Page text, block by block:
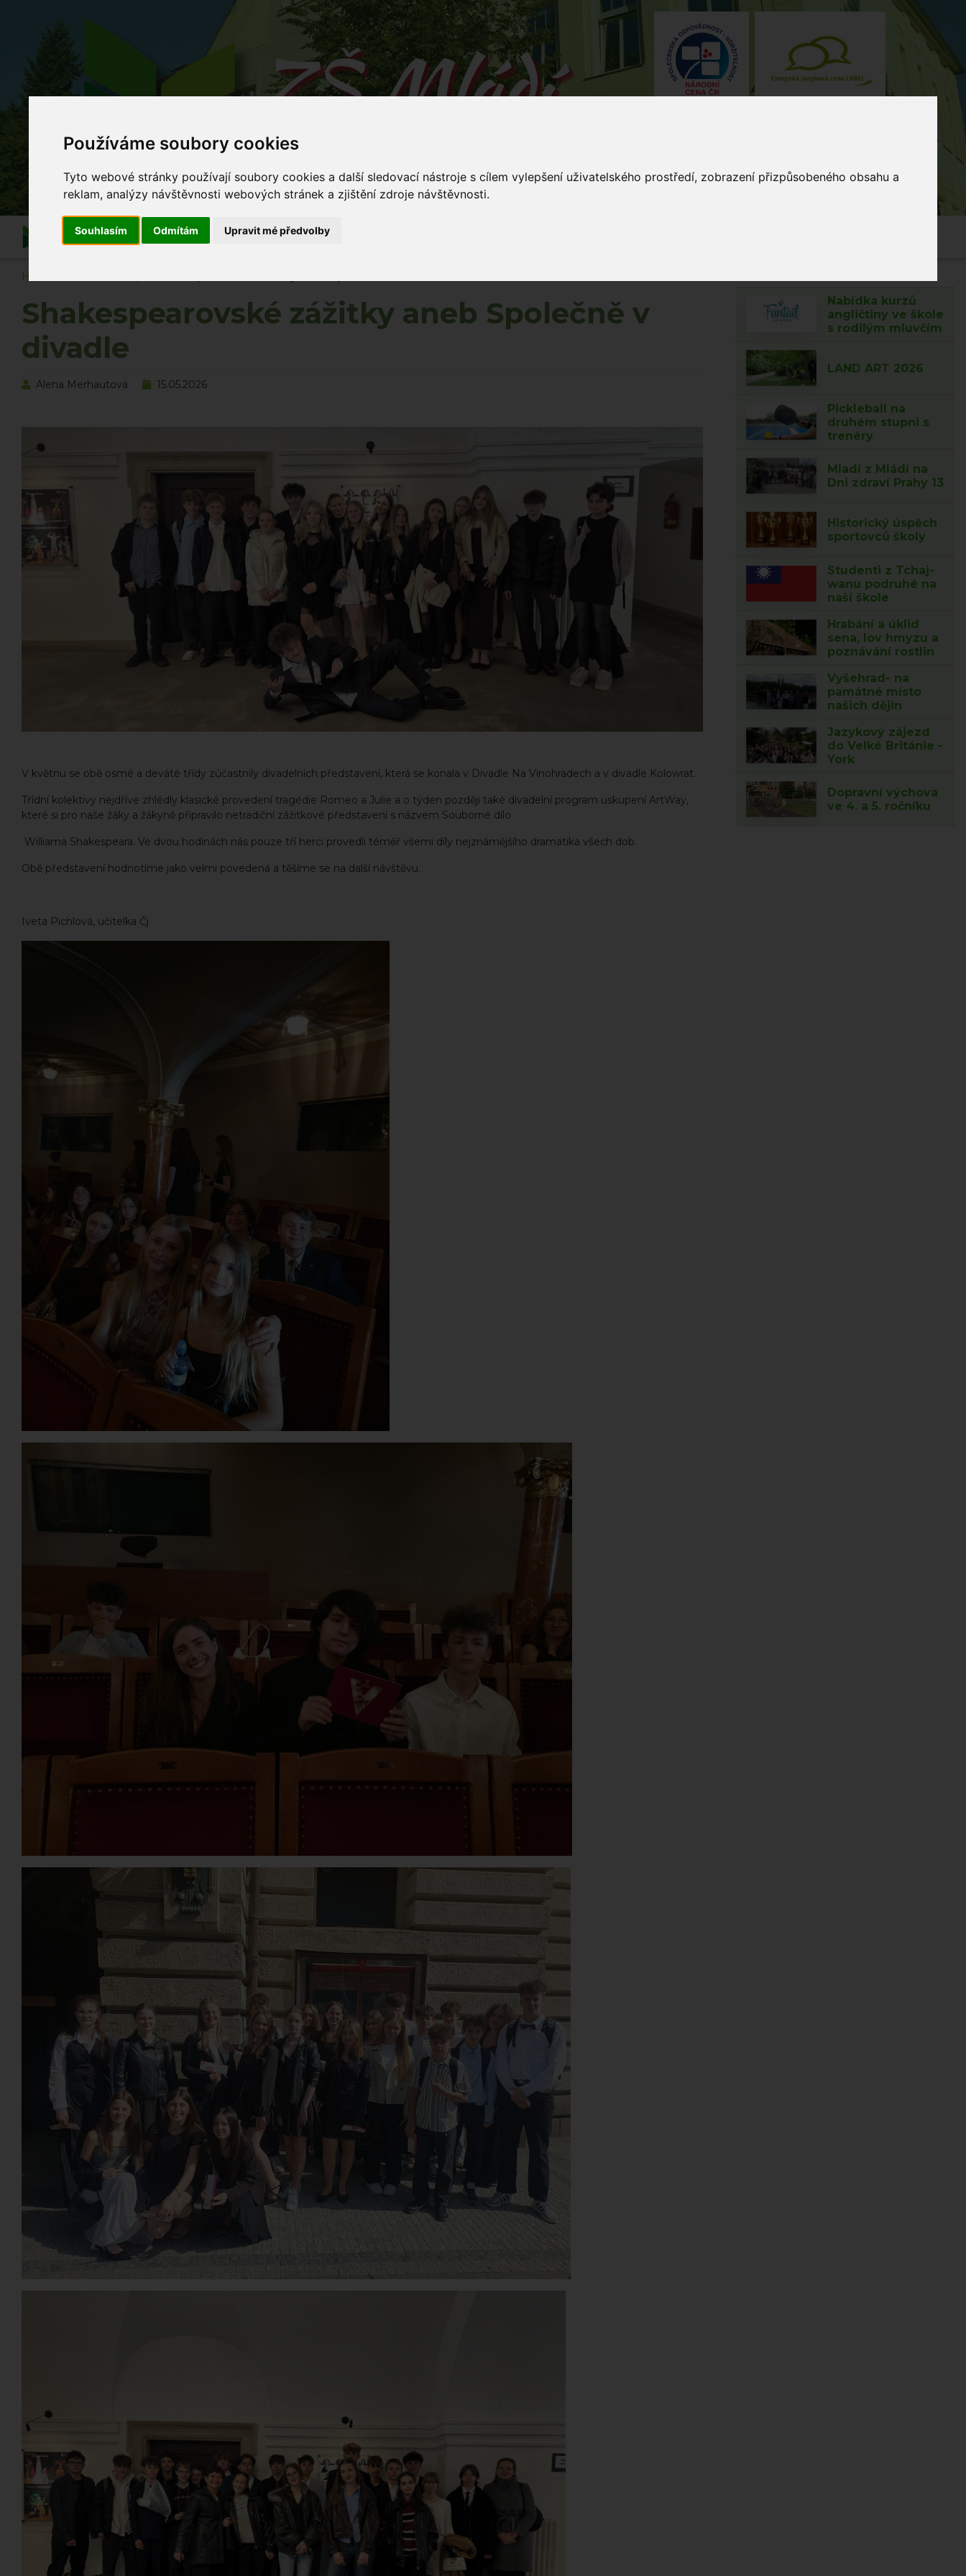
Používáme soubory cookies
Tyto webové stránky používají soubory cookies a další sledovací nástroje s cílem vylepšení uživatelského prostředí, zobrazení přizpůsobeného obsahu a
reklam, analýzy návštěvnosti webových stránek a zjištění zdroje návštěvnosti.
Souhlasím Odmítám Upravit mé předvolby
ZŠ Mládí
Co se v Mládí naučíš...
Informace O škole Akce školy Po vyučování
Hlavní strana
Shakespearovské zážitky aneb Společně v
divadle
Alena Merhautová 15.05.2026
V květnu se obě osmé a deváté třídy zúčastnily divadelních představení, která se konala v Divadle Na Vinohradech a v divadle Kolowrat.
Třídní kolektivy nejdříve zhlédly klasické provedení tragédie Romeo a Julie a o týden později také divadelní program uskupení ArtWay,
které si pro naše žáky a žákyně připravilo netradiční zážitkové představení s názvem Souborné dílo
Williama Shakespeara. Ve dvou hodinách nás pouze tří herci provedli téměř všemi díly nejznámějšího dramatika všech dob.
Obě představení hodnotíme jako velmi povedená a těšíme se na další návštěvu.
Iveta Pichlová, učitelka Čj
Nabídka kurzů
angličtiny ve škole
s rodilým mluvčím
LAND ART 2026
Pickleball na
druhém stupni s
trenéry
Mladí z Mládí na
Dni zdraví Prahy 13
Historický úspěch
sportovců školy
Studenti z Tchaj-
wanu podruhé na
naší škole
Hrabání a úklid
sena, lov hmyzu a
poznávání rostlin
Vyšehrad- na
památné místo
našich dějin
Jazykový zájezd
do Velké Británie -
York
Dopravní výchova
ve 4. a 5. ročníku